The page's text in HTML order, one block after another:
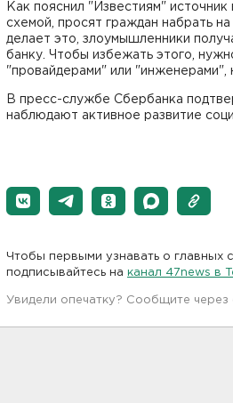
Как пояснил "Известиям"
схемой, просят граждан набрать
делает это, злоумышленники
банку. Чтобы избежать этого,
"провайдерами" или "инженерами",
В пресс-службе Сбербанка
наблюдают активное развитие
Чтобы первыми узнавать о главных
подписывайтесь на канал 47news в
Увидели опечатку? Сообщите